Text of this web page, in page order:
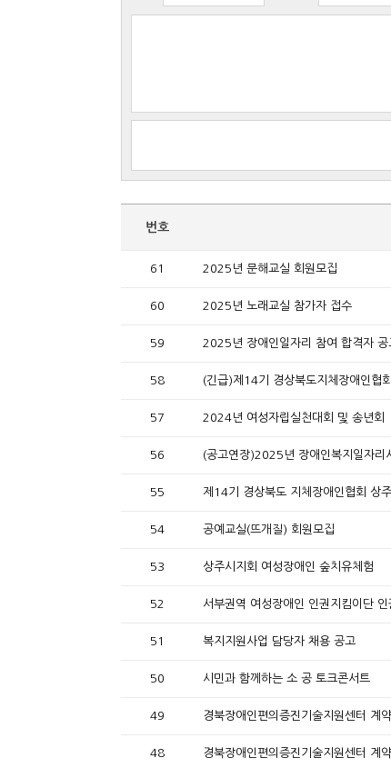
번호
61 2025년 문해교실 회원모집
60 2025년 노래교실 참가자 접수
59 2025년 장애인일자리 참여 합격자 공
58 (긴급)제14기 경상북도지체장애인협
57 2024년 여성자립실천대회 및 송년회
56 (공고연장)2025년 장애인복지일자리
55 제14기 경상북도 지체장애인협회 상
54 공예교실(뜨개질) 회원모집
53 상주시지회 여성장애인 숲치유체험
52 서부권역 여성장애인 인권지킴이단 인
51 복지지원사업 담당자 채용 공고
50 시민과 함께하는 소 공 토크콘서트
49 경북장애인편의증진기술지원센터 계
48 경북장애인편의증진기술지원센터 계